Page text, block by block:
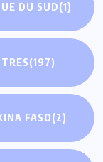
DU SUD(1)
(197)
FASO(2)